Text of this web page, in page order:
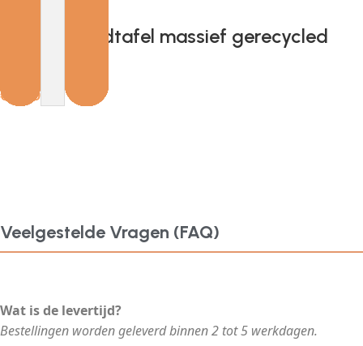
Provira Wandtafel massief gerecycled
€ 297.91
Veelgestelde Vragen (FAQ)
Wat is de levertijd?
Bestellingen worden geleverd binnen 2 tot 5 werkdagen.